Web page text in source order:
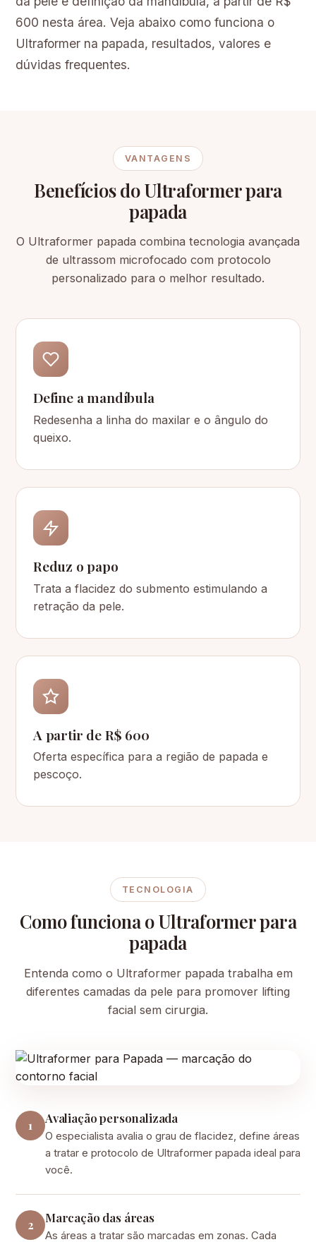
600 nesta área. Veja abaixo como funciona o
Ultraformer na papada, resultados, valores e
dúvidas frequentes.
VANTAGENS
Benefícios do Ultraformer para
papada
O Ultraformer papada combina tecnologia avançada
de ultrassom microfocado com protocolo
personalizado para o melhor resultado.
Define a mandíbula
Redesenha a linha do maxilar e o ângulo do
queixo.
Reduz o papo
Trata a flacidez do submento estimulando a
retração da pele.
A partir de R$ 600
Oferta específica para a região de papada e
pescoço.
TECNOLOGIA
Como funciona o Ultraformer para
papada
Entenda como o Ultraformer papada trabalha em
diferentes camadas da pele para promover lifting
facial sem cirurgia.
1 Avaliação personalizada
O especialista avalia o grau de flacidez, define áreas
a tratar e protocolo de Ultraformer papada ideal para
você.
2 Marcação das áreas
As áreas a tratar são marcadas em zonas. Cada